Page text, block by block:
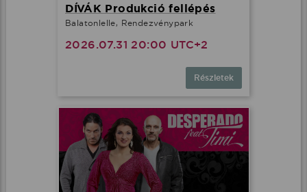
DÍVÁK Produkció fellépés
Balatonlelle, Rendezvénypark
2026.07.31 20:00 UTC+2
Részletek